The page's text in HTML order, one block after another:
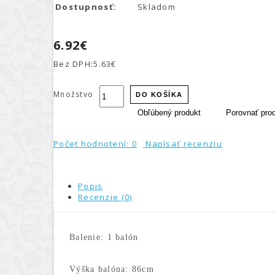
Dostupnosť: Skladom
6.92€
Bez DPH:5.63€
Množstvo DO KOŠÍKA
Obľúbený produkt Porovnať
Počet hodnotení: 0 Napísať recenziu
Popis
Recenzie (0)
Balenie: 1 balón
Výška balóna: 86cm